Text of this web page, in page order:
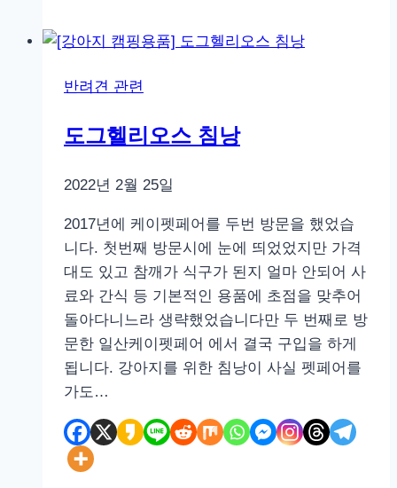
드
이
스
껌
프
트
치
킨
후
기
반려견 관련
도그헬리오스 침낭
2022년 2월 25일
2017년에 케이펫페어를 두번 방문을 했었습
니다. 첫번째 방문시에 눈에 띄었었지만 가격
대도 있고 참깨가 식구가 된지 얼마 안되어 사
료와 간식 등 기본적인 용품에 초점을 맞추어
돌아다니느라 생략했었습니다만 두 번째로 방
문한 일산케이펫페어 에서 결국 구입을 하게
됩니다. 강아지를 위한 침낭이 사실 펫페어를
가도…